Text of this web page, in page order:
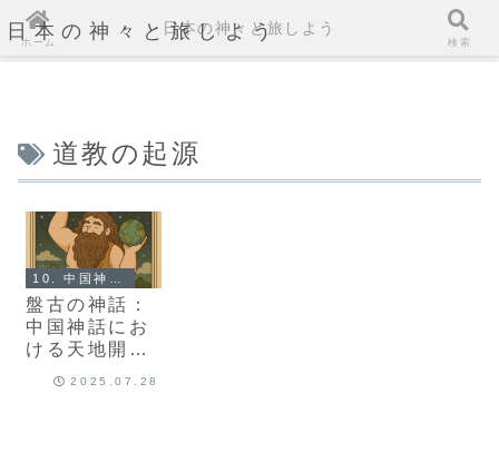
日本の神々と旅しよう
道教の起源
盤古の神話：
中国神話にお
ける天地開闢
2025.07.28
ホーム
日本の神々と旅しよう
検索